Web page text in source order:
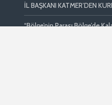
İL BAŞKANI KATMER’DEN
“Bölge’nin Parası Bölge’de